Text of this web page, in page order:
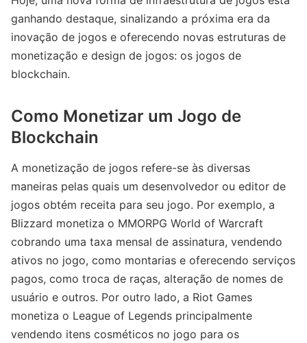
ganhando destaque, sinalizando a próxima era da
inovação de jogos e oferecendo novas estruturas de
monetização e design de jogos: os jogos de
blockchain.
Como Monetizar um Jogo de
Blockchain
A monetização de jogos refere-se às diversas
maneiras pelas quais um desenvolvedor ou editor de
jogos obtém receita para seu jogo. Por exemplo, a
Blizzard monetiza o MMORPG World of Warcraft
cobrando uma taxa mensal de assinatura, vendendo
ativos no jogo, como montarias e oferecendo serviços
pagos, como troca de raças, alteração de nomes de
usuário e outros. Por outro lado, a Riot Games
monetiza o League of Legends principalmente
vendendo itens cosméticos no jogo para os